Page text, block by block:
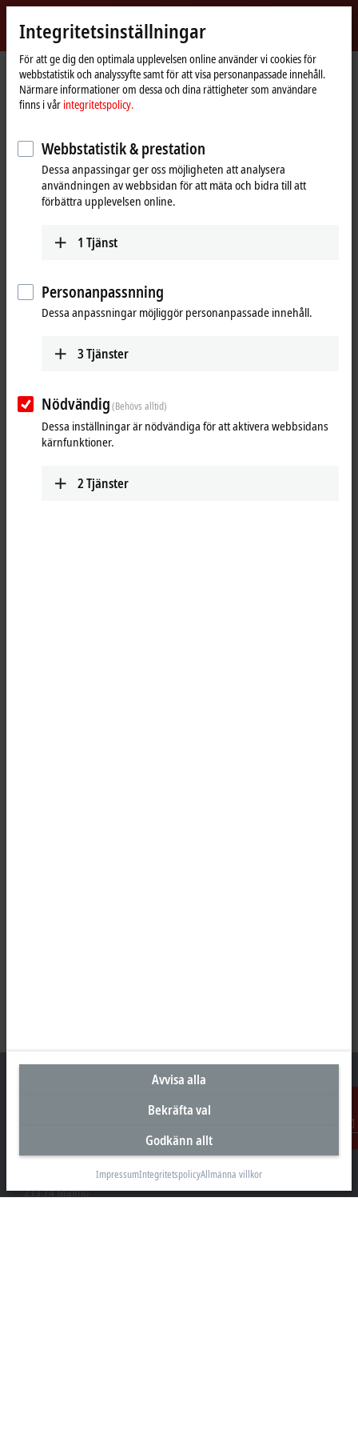
Beckhoff
-
New
Automation
Technology
HemsidaFöretaget Nyheter
Kontakt
Nyhet: Utforska vår värld av
Beckhoff Automation AB
Östra Hindbyvägen 70
213 74 Malmö
Integritetsinställningar
För att ge dig den optimala upplevelsen online använder vi cookies för
webbstatistik och analyssyfte samt för att visa personanpassade innehåll.
Närmare informationer om dessa och dina rättigheter som användare
finns i vår integritetspolicy.
Webbstatistik & prestation
Dessa anpassingar ger oss möjligheten att analysera
användningen av webbsidan för att mäta och bidra till att
förbättra upplevelsen online.
1 Tjänst
Personanpassnning
Dessa anpassningar möjliggör personanpassade innehåll.
3Tjänster
Nödvändig(Behövs alltid)
Dessa inställningar är nödvändiga för att aktivera webbsidans
kärnfunktioner.
2Tjänster
Avvisa alla
Bekräfta val
Godkänn allt
ImpressumIntegritetspolicyAllmänna villkor